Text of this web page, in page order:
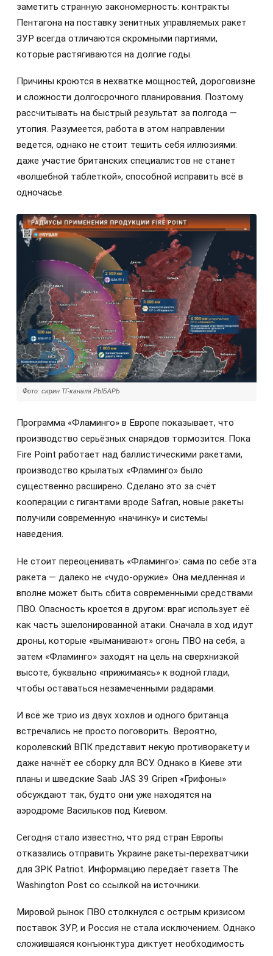
заметить странную закономерность: контракты
Пентагона на поставку зенитных управляемых ракет
ЗУР всегда отличаются скромными партиями,
которые растягиваются на долгие годы.
Причины кроются в нехватке мощностей, дороговизне
и сложности долгосрочного планирования. Поэтому
рассчитывать на быстрый результат за полгода —
утопия. Разумеется, работа в этом направлении
ведется, однако не стоит тешить себя иллюзиями:
даже участие британских специалистов не станет
«волшебной таблеткой», способной исправить всё в
одночасье.
Фото: скрин ТГ-канала РЫБАРЬ
Программа «Фламинго» в Европе показывает, что
производство серьёзных снарядов тормозится. Пока
Fire Point работает над баллистическими ракетами,
производство крылатых «Фламинго» было
существенно расширено. Сделано это за счёт
кооперации с гигантами вроде Safran, новые ракеты
получили современную «начинку» и системы
наведения.
Не стоит переоценивать «Фламинго»: сама по себе эта
ракета — далеко не «чудо-оружие». Она медленная и
вполне может быть сбита современными средствами
ПВО. Опасность кроется в другом: враг использует её
как часть эшелонированной атаки. Сначала в ход идут
дроны, которые «выманивают» огонь ПВО на себя, а
затем «Фламинго» заходят на цель на сверхнизкой
высоте, буквально «прижимаясь» к водной глади,
чтобы оставаться незамеченными радарами.
И всё же трио из двух хохлов и одного британца
встречались не просто поговорить. Вероятно,
королевский ВПК представит некую противоракету и
даже начнёт ее сборку для ВСУ. Однако в Киеве эти
планы и шведские Saab JAS 39 Gripen «Грифоны»
обсуждают так, будто они уже находятся на
аэродроме Васильков под Киевом.
Сегодня стало известно, что ряд стран Европы
отказались отправить Украине ракеты-перехватчики
для ЗРК Patriot. Информацию передаёт газета The
Washington Post со ссылкой на источники.
Мировой рынок ПВО столкнулся с острым кризисом
поставок ЗУР, и Россия не стала исключением. Однако
сложившаяся конъюнктура диктует необходимость